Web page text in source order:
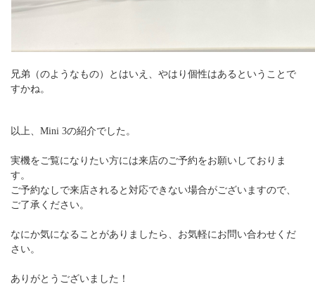
兄弟（のようなもの）とはいえ、やはり個性はあるということで
すかね。
以上、Mini 3の紹介でした。
実機をご覧になりたい方には来店のご予約をお願いしておりま
す。
ご予約なしで来店されると対応できない場合がございますので、
ご了承ください。
なにか気になることがありましたら、お気軽にお問い合わせくだ
さい。
ありがとうございました！